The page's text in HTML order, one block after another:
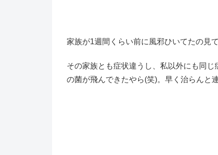
家族が1週間くらい前に風邪ひいてたの見
その家族とも症状違うし、私以外にも同
の菌が飛んできたやら(笑)。早く治らんと